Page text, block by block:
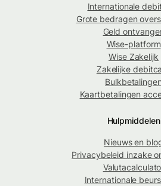
Internationale
Grote bedragen
Geld
Wise-platform
Wise Zakelijk
Zakelijke
Bulkbetalingen
Kaartbetalingen
Hulpmiddelen
Nieuws en
Privacybeleid inzake
Internationale